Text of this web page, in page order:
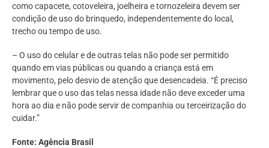
como capacete, cotoveleira, joelheira e tornozeleira devem ser
condição de uso do brinquedo, independentemente do local,
trecho ou tempo de uso.
– O uso do celular e de outras telas não pode ser permitido
quando em vias públicas ou quando a criança está em
movimento, pelo desvio de atenção que desencadeia. “É preciso
lembrar que o uso das telas nessa idade não deve exceder uma
hora ao dia e não pode servir de companhia ou terceirização do
cuidar.”
Fonte: Agência Brasil